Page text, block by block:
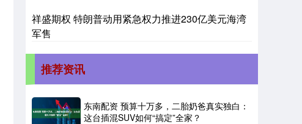
祥盛期权 特朗普动用紧急权力推进230亿美元海湾
军售
推荐资讯
东南配资 预算十万多，二胎奶爸真实独白：
这台插混SUV如何“搞定”全家？